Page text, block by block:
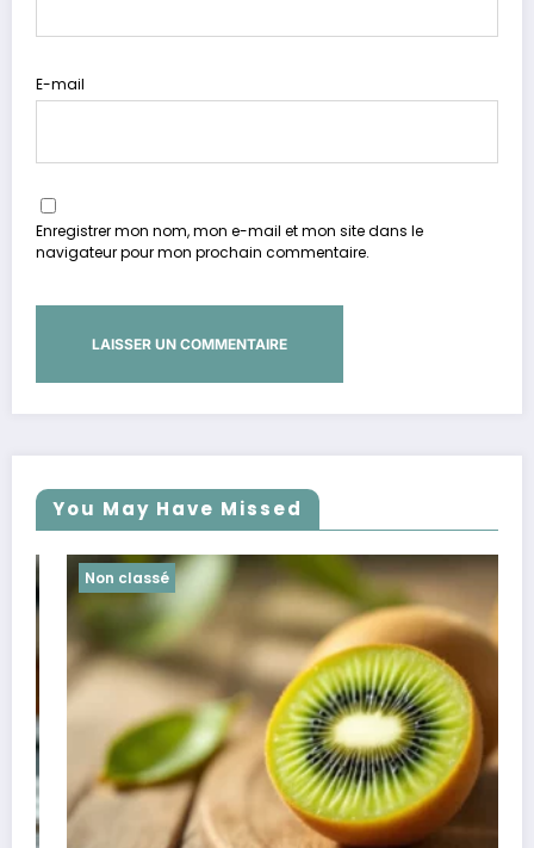
E-mail
Enregistrer mon nom, mon e-mail et mon site dans le
navigateur pour mon prochain commentaire.
You May Have Missed
Non classé